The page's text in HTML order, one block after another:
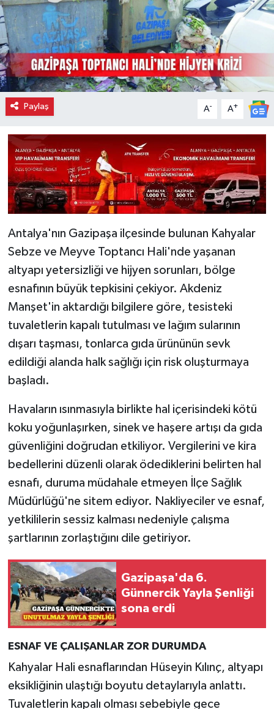
Paylaş A- A+
Antalya'nın Gazipaşa ilçesinde bulunan Kahyalar
Sebze ve Meyve Toptancı Hali'nde yaşanan
altyapı yetersizliği ve hijyen sorunları, bölge
esnafının büyük tepkisini çekiyor. Akdeniz
Manşet'in aktardığı bilgilere göre, tesisteki
tuvaletlerin kapalı tutulması ve lağım sularının
dışarı taşması, tonlarca gıda ürününün sevk
edildiği alanda halk sağlığı için risk oluşturmaya
başladı.
Havaların ısınmasıyla birlikte hal içerisindeki kötü
koku yoğunlaşırken, sinek ve haşere artışı da gıda
güvenliğini doğrudan etkiliyor. Vergilerini ve kira
bedellerini düzenli olarak ödediklerini belirten hal
esnafı, duruma müdahale etmeyen İlçe Sağlık
Müdürlüğü'ne sitem ediyor. Nakliyeciler ve esnaf,
yetkililerin sessiz kalması nedeniyle çalışma
şartlarının zorlaştığını dile getiriyor.
Gazipaşa'da 6.
Günnercik Yayla Şenliği
sona erdi
ESNAF VE ÇALIŞANLAR ZOR DURUMDA
Kahyalar Hali esnaflarından Hüseyin Kılınç, altyapı
eksikliğinin ulaştığı boyutu detaylarıyla anlattı.
Tuvaletlerin kapalı olması sebebiyle gece